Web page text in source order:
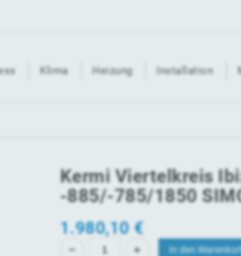
Klima Heizung Installation
Kermi Viertelkreis
-885/-785/1850
1.980,10€
In den